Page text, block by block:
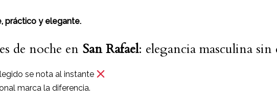
práctico y elegante.
de noche en San Rafael: elegancia masculina sin
se nota al instante
marca la diferencia.